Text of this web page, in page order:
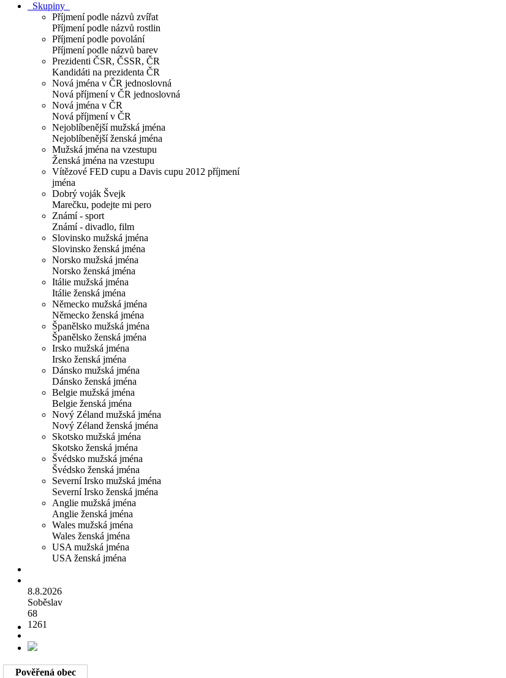
Skupiny
Příjmení podle názvů zvířat
Příjmení podle názvů rostlin
Příjmení podle povolání
Příjmení podle názvů barev
Prezidenti ČSR, ČSSR, ČR
Kandidáti na prezidenta ČR
Nová jména v ČR jednoslovná
Nová příjmení v ČR jednoslovná
Nová jména v ČR
Nová příjmení v ČR
Nejoblíbenější mužská jména
Nejoblíbenější ženská jména
Mužská jména na vzestupu
Ženská jména na vzestupu
Vítězové FED cupu a Davis cupu 2012 příjmení
jména
Dobrý voják Švejk
Marečku, podejte mi pero
Známí - sport
Známí - divadlo, film
Slovinsko mužská jména
Slovinsko ženská jména
Norsko mužská jména
Norsko ženská jména
Itálie mužská jména
Itálie ženská jména
Německo mužská jména
Německo ženská jména
Španělsko mužská jména
Španělsko ženská jména
Irsko mužská jména
Irsko ženská jména
Dánsko mužská jména
Dánsko ženská jména
Belgie mužská jména
Belgie ženská jména
Nový Zéland mužská jména
Nový Zéland ženská jména
Skotsko mužská jména
Skotsko ženská jména
Švédsko mužská jména
Švédsko ženská jména
Severní Irsko mužská jména
Severní Irsko ženská jména
Anglie mužská jména
Anglie ženská jména
Wales mužská jména
Wales ženská jména
USA mužská jména
USA ženská jména
8.8.2026
Soběslav
68
1261
Pověřená obec